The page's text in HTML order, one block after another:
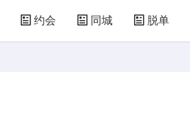
约会 同城 脱单